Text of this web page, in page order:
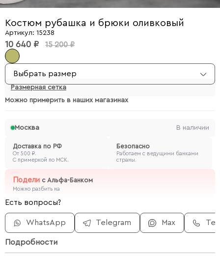
Костюм рубашка и брюки оливковый
Артикул: 15238
10 640 ₽ 15 200 ₽
Выбрать размер
Размерная сетка
Можно примерить в наших магазинах
Москва В наличии
Доставка по РФ
От 500 ₽.
С примеркой по МСК.
Безопасно
Работаем с ведущими банками
страны.
Подели с Альфа-Банком
Можно разбить на
Есть вопросы?
WhatsApp Telegram Max
Подробности